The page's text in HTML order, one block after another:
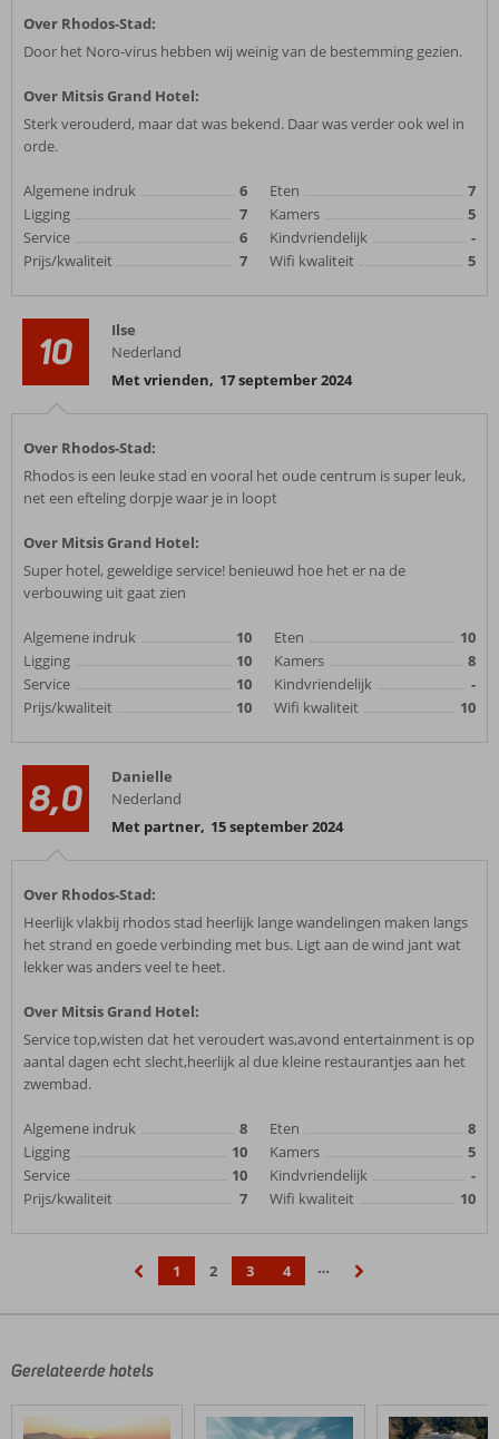
Over Rhodos-Stad:
Door het Noro-virus hebben wij weinig van de bestemming gezien.
Over Mitsis Grand Hotel:
Sterk verouderd, maar dat was bekend. Daar was verder ook wel in
orde.
Algemene indruk
6
Ligging
7
Service
6
Prijs/kwaliteit
7
Eten
7
Kamers
5
Kindvriendelijk
-
Wifi kwaliteit
5
10
Ilse
Nederland
Met vrienden, 17 september 2024
Over Rhodos-Stad:
Rhodos is een leuke stad en vooral het oude centrum is super leuk,
net een efteling dorpje waar je in loopt
Over Mitsis Grand Hotel:
Super hotel, geweldige service! benieuwd hoe het er na de
verbouwing uit gaat zien
Algemene indruk
10
Ligging
10
Service
10
Prijs/kwaliteit
10
Eten
10
Kamers
8
Kindvriendelijk
-
Wifi kwaliteit
10
8,0
Danielle
Nederland
Met partner, 15 september 2024
Over Rhodos-Stad:
Heerlijk vlakbij rhodos stad heerlijk lange wandelingen maken langs
het strand en goede verbinding met bus. Ligt aan de wind jant wat
lekker was anders veel te heet.
Over Mitsis Grand Hotel:
Service top,wisten dat het veroudert was,avond entertainment is op
aantal dagen echt slecht,heerlijk al due kleine restaurantjes aan het
zwembad.
Algemene indruk
8
Ligging
10
Service
10
Prijs/kwaliteit
7
Eten
8
Kamers
5
Kindvriendelijk
-
Wifi kwaliteit
10
1 2 3 4
…
Gerelateerde hotels